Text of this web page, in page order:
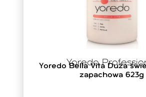
Yoredo
Yoredo Bella Vita Duża
zapachowa 623g